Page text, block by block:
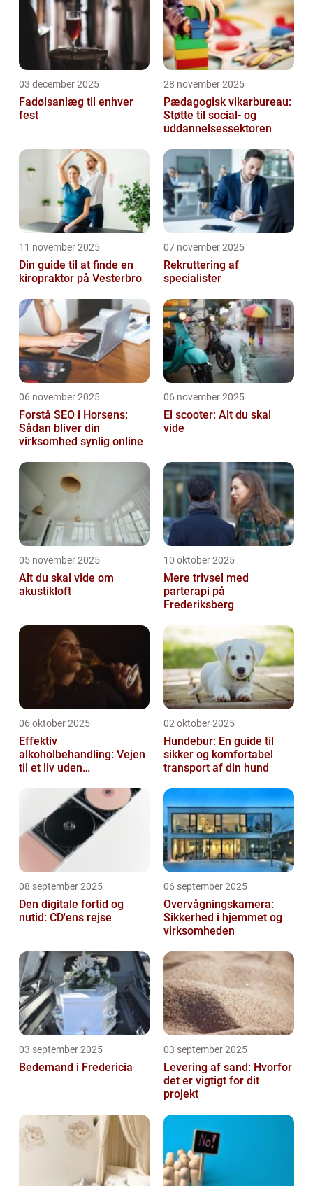
03 december 2025
Fadølsanlæg til enhver
fest
28 november 2025
Pædagogisk vikarbureau:
Støtte til social- og
uddannelsessektoren
11 november 2025
Din guide til at finde en
kiropraktor på Vesterbro
07 november 2025
Rekruttering af
specialister
06 november 2025
Forstå SEO i Horsens:
Sådan bliver din
virksomhed synlig online
06 november 2025
El scooter: Alt du skal
vide
05 november 2025
Alt du skal vide om
akustikloft
10 oktober 2025
Mere trivsel med
parterapi på
Frederiksberg
06 oktober 2025
Effektiv
alkoholbehandling: Vejen
til et liv uden
02 oktober 2025
Hundebur: En guide til
sikker og komfortabel
transport af din hund
08 september 2025
Den digitale fortid og
nutid: CD'ens rejse
06 september 2025
Overvågningskamera:
Sikkerhed i hjemmet og
virksomheden
03 september 2025
Bedemand i Fredericia
03 september 2025
Levering af sand: Hvorfor
det er vigtigt for dit
projekt